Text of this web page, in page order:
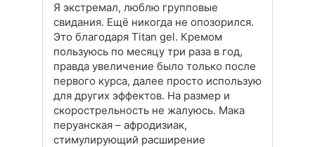
Я экстремал, люблю групповые
свидания. Ещё никогда не опозорился.
Это благодаря Titan gel. Кремом
пользуюсь по месяцу три раза в год,
правда увеличение было только после
первого курса, далее просто использую
для других эффектов. На размер и
скорострельность не жалуюсь. Мака
перуанская – афродизиак,
стимулирующий расширение